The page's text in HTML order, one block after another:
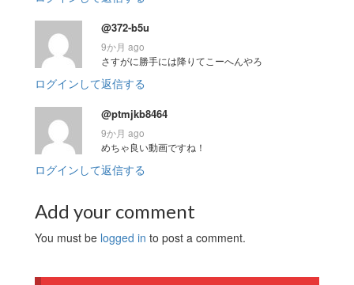
@372-b5u
9か月 ago
さすがに勝手には降りてこーへんやろ
ログインして返信する
@ptmjkb8464
9か月 ago
めちゃ良い動画ですね！
ログインして返信する
Add your comment
You must be logged in to post a comment.